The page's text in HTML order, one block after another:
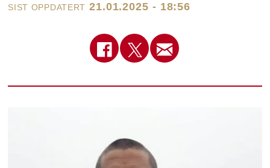
SIST OPPDATERT 21.01.2025 - 18:56